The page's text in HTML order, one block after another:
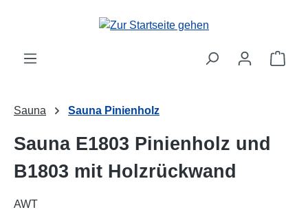
Zum Hauptinhalt springen
Sauna Sauna Pinienholz
Sauna E1803 Pinienholz und
B1803 mit Holzrückwand
AWT